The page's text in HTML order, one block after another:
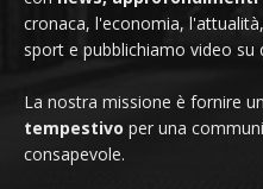
cronaca, l'economia,
sport e pubblichiamo video su
La nostra missione è fornire un
tempestivo per una
consapevole.